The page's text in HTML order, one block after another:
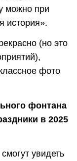
можно при
история».
(но это
фото
фонтана
в 2025
увидеть